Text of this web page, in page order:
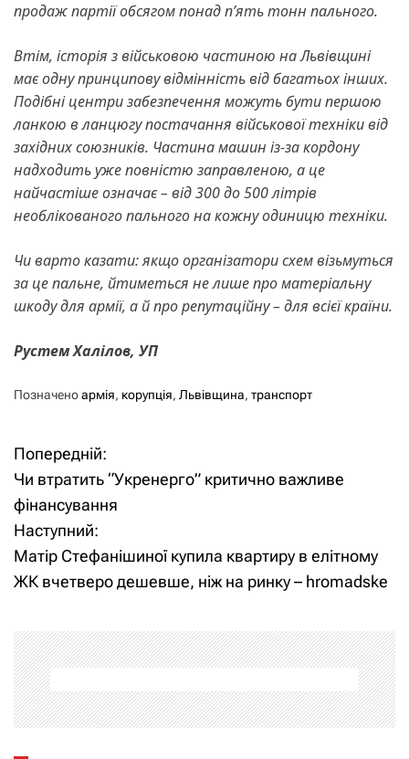
продаж партії обсягом понад п’ять тонн пального.
Втім, історія з військовою частиною на Львівщині
має одну принципову відмінність від багатьох інших.
Подібні центри забезпечення можуть бути першою
ланкою в ланцюгу постачання військової техніки від
західних союзників. Частина машин із-за кордону
надходить уже повністю заправленою, а це
найчастіше означає – від 300 до 500 літрів
необлікованого пального на кожну одиницю техніки.
Чи варто казати: якщо організатори схем візьмуться
за це пальне, йтиметься не лише про матеріальну
шкоду для армії, а й про репутаційну – для всієї країни.
Рустем Халілов, УП
Позначеноармія, корупція, Львівщина, транспорт
Н
а
в
і
а
ц
і
Попередній:
Чи втратить “Укренерго” критично важливе
фінансування
Наступний:
Матір Стефанішиної купила квартиру в елітному
ЖК вчетверо дешевше, ніж на ринку – hromadske